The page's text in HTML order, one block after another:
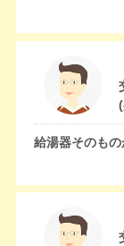
給湯器そのもの